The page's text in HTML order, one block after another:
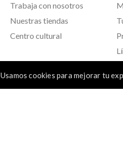
Usamos cookies para mejorar tu
Trabaja con nosotros
Nuestras tiendas
Centro cultural